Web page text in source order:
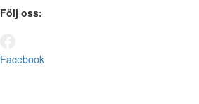
Följ oss:
Facebook